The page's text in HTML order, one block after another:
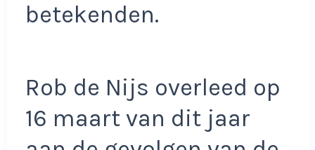
betekenden.
Rob de Nijs overleed op
16 maart van dit jaar